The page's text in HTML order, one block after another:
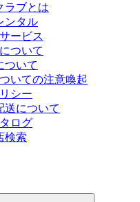
ラブとは
ンタル
ービス
ついて
ついて
いての注意喚起
シー
送について
ログ
検索